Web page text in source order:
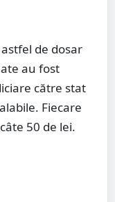
de dosar
au fost
către stat
Fiecare
50 de lei.